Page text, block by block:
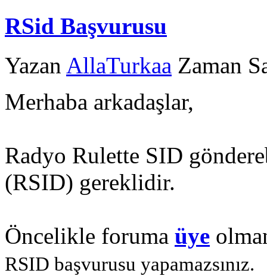
RSid Başvurusu
Yazan AllaTurkaa Zaman
Merhaba arkadaşlar,
Radyo Rulette SID
(RSID) gereklidir.
Öncelikle foruma üye
RSID başvurusu yapamazsınız.